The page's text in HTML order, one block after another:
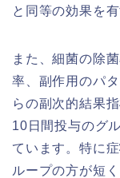
と同等の効果を
また、細菌の除
率、副作用のパ
らの副次的結果
10日間投与のグ
ています。特に
ループの方が短